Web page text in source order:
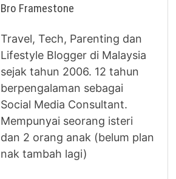
Bro Framestone
Travel, Tech, Parenting dan
Lifestyle Blogger di Malaysia
sejak tahun 2006. 12 tahun
berpengalaman sebagai
Social Media Consultant.
Mempunyai seorang isteri
dan 2 orang anak (belum plan
nak tambah lagi)